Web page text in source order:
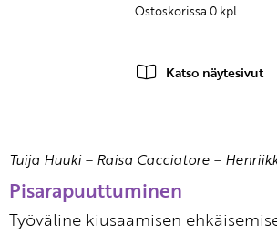
Ostoskorissa 0 kpl
Katso näytesivut
Tuija Huuki– Raisa Cacciatore –
Pisarapuuttuminen
Työväline kiusaamisen